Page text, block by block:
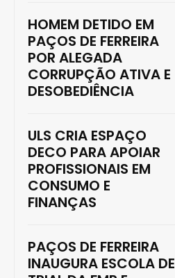
HOMEM DETIDO EM
PAÇOS DE FERREIRA
POR ALEGADA
CORRUPÇÃO ATIVA E
DESOBEDIÊNCIA
ULS CRIA ESPAÇO
DECO PARA APOIAR
PROFISSIONAIS EM
CONSUMO E
FINANÇAS
PAÇOS DE FERREIRA
INAUGURA ESCOLA DE